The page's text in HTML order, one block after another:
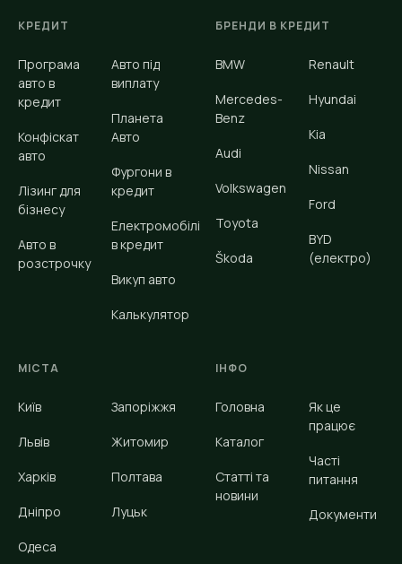
КРЕДИТ
Програма
авто в
кредит
Конфіскат
авто
Лізинг для
бізнесу
Авто в
розстрочку
Авто під
виплату
Планета
Авто
Фургони в
кредит
Електромобілі
в кредит
Викуп авто
Калькулятор
БРЕНДИ В КРЕДИТ
BMW
Mercedes-
Benz
Audi
Volkswagen
Toyota
Škoda
Renault
Hyundai
Kia
Nissan
Ford
BYD
(електро)
МІСТА
Київ
Львів
Харків
Дніпро
Одеса
Запоріжжя
Житомир
Полтава
Луцьк
ІНФО
Головна
Каталог
Статті та
новини
Як це
працює
Часті
питання
Документи